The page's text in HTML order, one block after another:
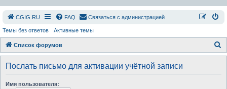
СGIG.RU FAQ Связаться с администрацией
Темы без ответов Активные темы
Список форумов
о
Послать письмо для активации учётной записи
Имя пользователя: